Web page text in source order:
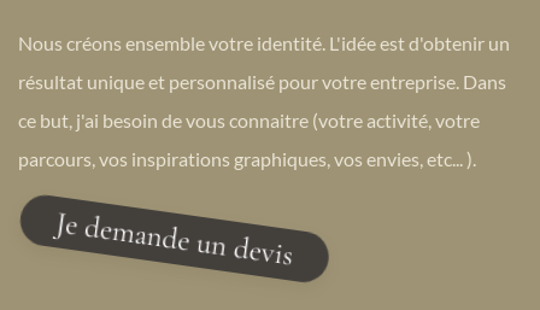
Nous créons ensemble votre identité. L'idée est d'obtenir un
résultat unique et personnalisé pour votre entreprise. Dans
ce but, j'ai besoin de vous connaitre (votre activité, votre
parcours, vos inspirations graphiques, vos envies, etc... ).
Je demande un devis